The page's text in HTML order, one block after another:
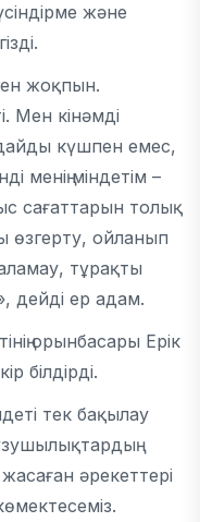
және
жоқпын.
Мен кінәмді
күшпен емес,
менің міндетім –
сағаттарын толық
өзгерту, ойланып
тұрақты
дейді ер адам.
орынбасары Ерік
білдірді.
тек бақылау
әрекеттері